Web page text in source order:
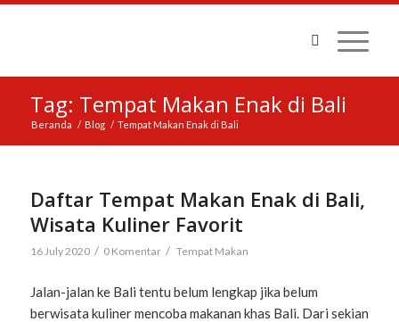
Tag: Tempat Makan Enak di Bali
Beranda / Blog / Tempat Makan Enak di Bali
Daftar Tempat Makan Enak di Bali,
Wisata Kuliner Favorit
16 July 2020 / 0 Komentar / Tempat Makan
Jalan-jalan ke Bali tentu belum lengkap jika belum
berwisata kuliner mencoba makanan khas Bali. Dari sekian